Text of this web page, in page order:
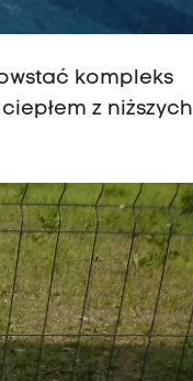
kompleks
z niższych